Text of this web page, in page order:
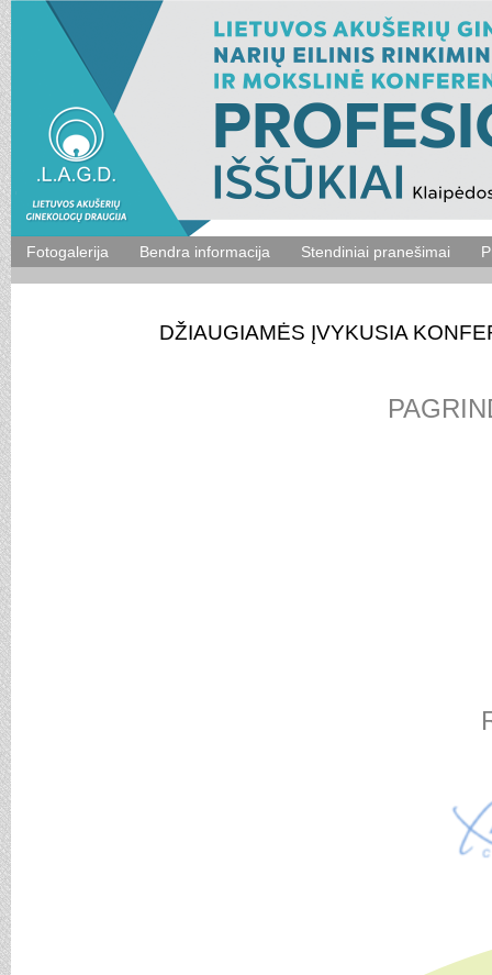
Fotogalerija Bendra informacija Stendiniai pranešimai
DŽIAUGIAMĖS ĮVYKUSIA